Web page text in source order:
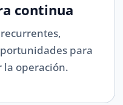
continua
para
la operación.